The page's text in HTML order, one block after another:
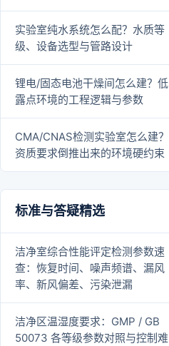
实验室纯水系统怎么配？水质等
级、设备选型与管路设计
锂电/固态电池干燥间怎么建？低
露点环境的工程逻辑与参数
CMA/CNAS检测实验室怎么建？
资质要求倒推出来的环境硬约束
标准与答疑精选
洁净室综合性能评定检测参数速
查：恢复时间、噪声频谱、漏风
率、新风偏差、污染泄漏
洁净区温湿度要求：GMP / GB
50073 各等级参数对照与控制难